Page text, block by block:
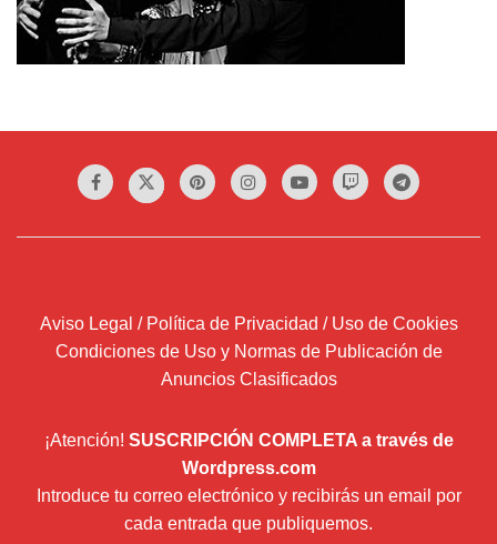
Aviso Legal / Política de Privacidad / Uso de Cookies
Condiciones de Uso y Normas de Publicación de
Anuncios Clasificados
¡Atención! SUSCRIPCIÓN COMPLETA a través de
Wordpress.com
Introduce tu correo electrónico y recibirás un email por
cada entrada que publiquemos.